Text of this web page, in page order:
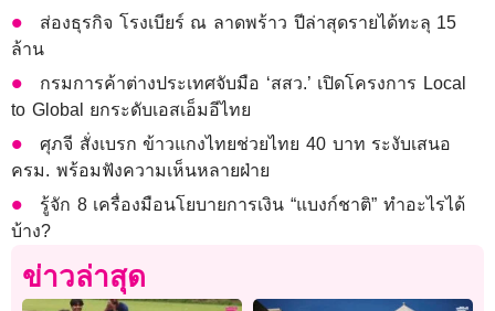
ส่องธุรกิจ โรงเบียร์ ณ ลาดพร้าว ปีล่าสุดรายได้ทะลุ 15
ล้าน
กรมการค้าต่างประเทศจับมือ ‘สสว.’ เปิดโครงการ Local
to Global ยกระดับเอสเอ็มอีไทย
ศุภจี สั่งเบรก ข้าวแกงไทยช่วยไทย 40 บาท ระงับเสนอ
ครม. พร้อมฟังความเห็นหลายฝ่าย
รู้จัก 8 เครื่องมือนโยบายการเงิน “แบงก์ชาติ” ทำอะไรได้
บ้าง?
ข่าวล่าสุด